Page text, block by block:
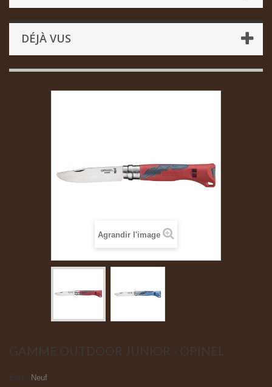
DÉJÀ VUS
Agrandir l'image
GAMME OUTDOOR JUNIOR - OPINEL
Neuf